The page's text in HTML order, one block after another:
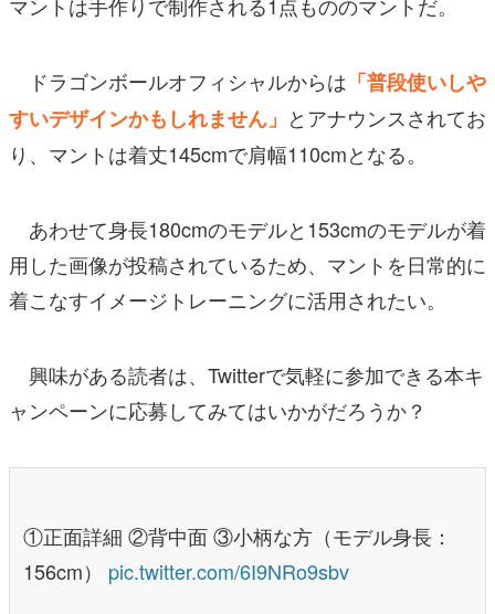
ドラゴンボールオフィシャルからは 「普段使いしや
すいデザインかもしれません」 とアナウンスされてお
り、マントは着丈145cmで肩幅110cmとなる。
あわせて身長180cmのモデルと153cmのモデルが着
用した画像が投稿されているため、マントを日常的に
着こなすイメージトレーニングに活用されたい。
興味がある読者は、Twitterで気軽に参加できる本キ
ャンペーンに応募してみてはいかがだろうか？
①正面詳細 ②背中面 ③小柄な方（モデル身長：
156cm） pic.twitter.com/6I9NRo9sbv